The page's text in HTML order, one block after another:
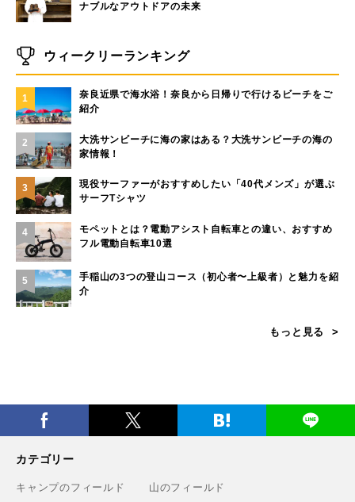
ナブルなアウトドアの未来
ウィークリーランキング
1
奈良近県で海水浴！奈良から日帰りで行けるビーチをご
紹介
2
大洗サンビーチに海の家はある？大洗サンビーチの海の
家情報！
3
現役サーファーがおすすめしたい「40代メンズ」が選ぶ
サーフTシャツ
4
モペットとは？電動アシスト自転車との違い、おすすめ
フル電動自転車10選
5
手稲山の3つの登山コース（初心者〜上級者）と魅力を紹
介
もっと見る
カテゴリー
キャンプのフィールド
山のフィールド